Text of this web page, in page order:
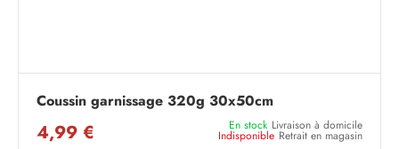
Coussin garnissage 320g 30x50cm
4,99 € En stock Livraison à domicile
Indisponible Retrait en magasin